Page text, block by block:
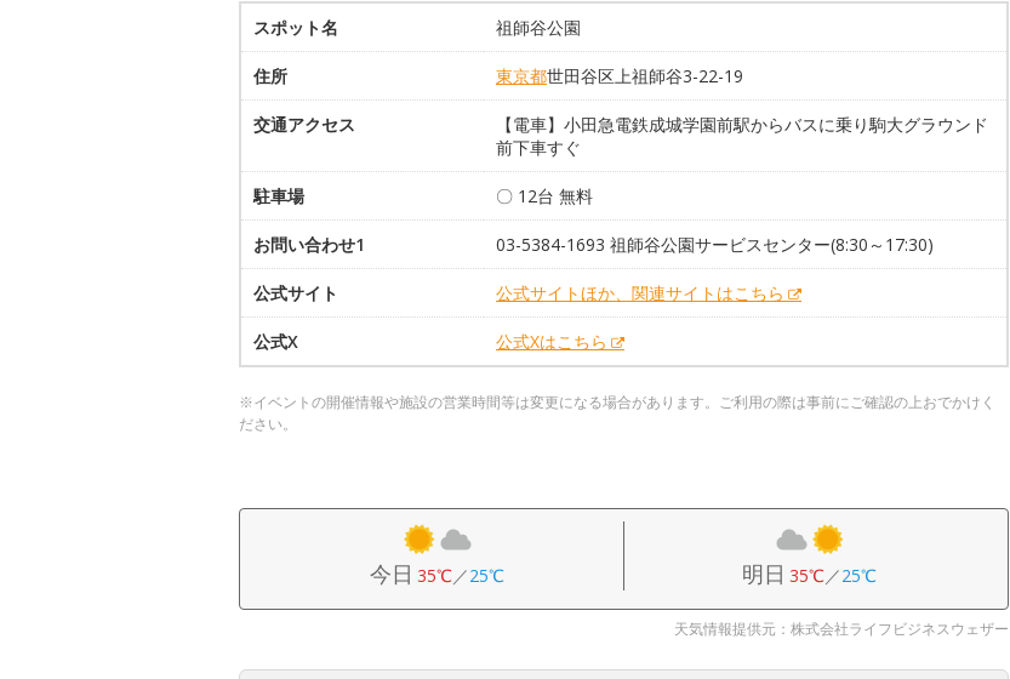
スポット名 祖師谷公園
住所 東京都世田谷区上祖師谷3-22-19
交通アクセス
【電車】小田急電鉄成城学園前駅からバスに乗り駒大グラウンド
前下車すぐ
駐車場 〇 12台 無料
お問い合わせ1 03-5384-1693 祖師谷公園サービスセンター(8:30～17:30)
公式サイト 公式サイトほか、関連サイトはこちら
公式X 公式Xはこちら
※イベントの開催情報や施設の営業時間等は変更になる場合があります。ご利用の際は事前にご確認の上おでかけく
ださい。
今日 35℃／25℃ 明日 35℃／25℃
天気情報提供元：株式会社ライフビジネスウェザー